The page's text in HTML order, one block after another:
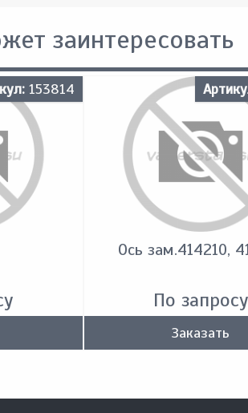
заинтересовать
153814
Ось зам.414210,
По запросу
Заказать